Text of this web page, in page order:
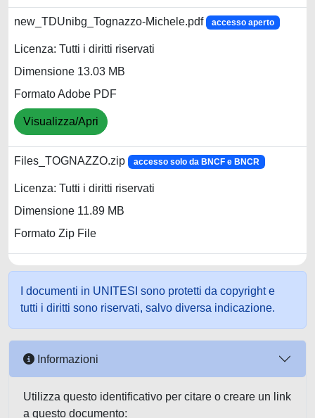
new_TDUnibg_Tognazzo-Michele.pdf accesso aperto
Licenza: Tutti i diritti riservati
Dimensione 13.03 MB
Formato Adobe PDF
Visualizza/Apri
Files_TOGNAZZO.zip accesso solo da BNCF e BNCR
Licenza: Tutti i diritti riservati
Dimensione 11.89 MB
Formato Zip File
I documenti in UNITESI sono protetti da copyright e
tutti i diritti sono riservati, salvo diversa indicazione.
Informazioni
Utilizza questo identificativo per citare o creare un link
a questo documento: